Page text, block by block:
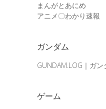
まんがとあにめ
アニメ〇わかり速報
ガンダム
GUNDAM.LOG｜ガ
ゲーム